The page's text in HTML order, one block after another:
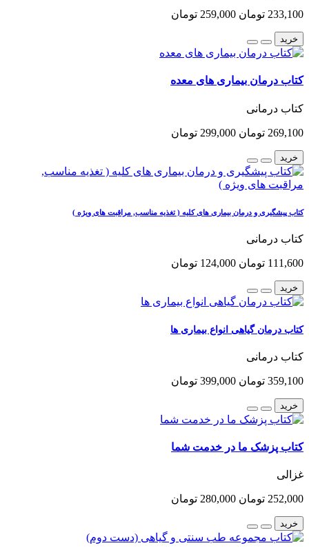
233,100 تومان 259,000 تومان
خرید
کتاب درمان بیماری های معده
کتاب درمانی
269,100 تومان 299,000 تومان
خرید
کتاب پیشگیری و درمان بیماری های کلیه ( تغذیه مناسب, مراقبت های ویژه )
کتاب درمانی
111,600 تومان 124,000 تومان
خرید
کتاب درمان گیاهی انواع بیماری ها
کتاب درمانی
359,100 تومان 399,000 تومان
خرید
کتاب پزشک ما در خدمت شما
غزالی
252,000 تومان 280,000 تومان
خرید